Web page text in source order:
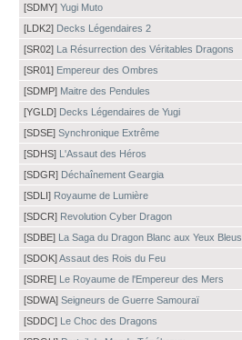
[SDMY] Yugi Muto
[LDK2] Decks Légendaires 2
[SR02] La Résurrection des Véritables Dragons
[SR01] Empereur des Ombres
[SDMP] Maitre des Pendules
[YGLD] Decks Légendaires de Yugi
[SDSE] Synchronique Extrême
[SDHS] L'Assaut des Héros
[SDGR] Déchaînement Geargia
[SDLI] Royaume de Lumière
[SDCR] Revolution Cyber Dragon
[SDBE] La Saga du Dragon Blanc aux Yeux Bleus
[SDOK]Assaut des Rois du Feu
[SDRE] Le Royaume de l'Empereur des Mers
[SDWA] Seigneurs de Guerre Samouraï
[SDDC] Le Choc des Dragons